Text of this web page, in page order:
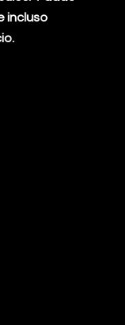
incluso